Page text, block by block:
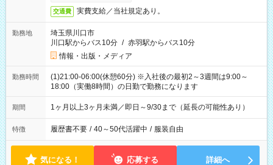
交通費 実費支給／当社規定あり。
勤務地
埼玉県川口市
川口駅からバス10分 / 赤羽駅からバス10分
情報・出版・メディア
勤務時間
(1)21:00-06:00(休憩60分) ※入社後の最初2～3週間は9:00～
18:00（実働8時間）の日勤で勤務になります
期間 1ヶ月以上3ヶ月未満／即日～9/30まで（延長の可能性あり）
特徴 履歴書不要 / 40～50代活躍中 / 服装自由
気になる！ 応募する 詳細へ